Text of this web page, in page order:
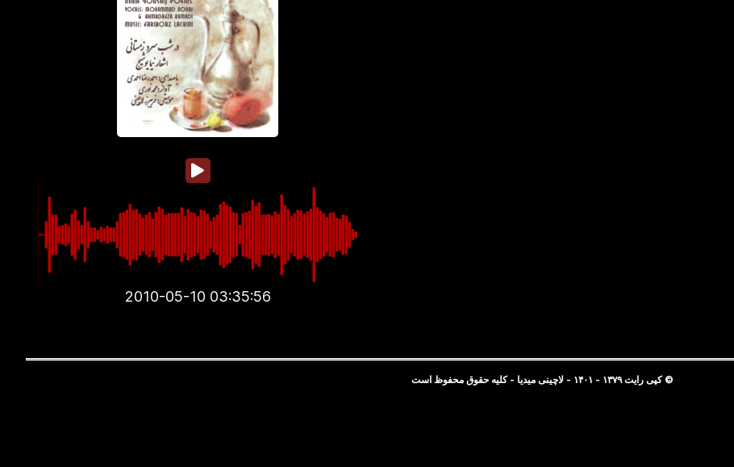
2010-05-10 03:35:56
© کپی رایت ۱۳۷۹ - ۱۴۰۱ - لاچینی میدیا - کلیه حقوق محفوظ است